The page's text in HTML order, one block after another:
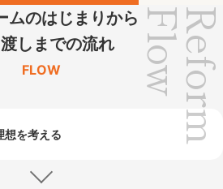
ムのはじまりから
しまでの流れ
FLOW
想を考える
Flow